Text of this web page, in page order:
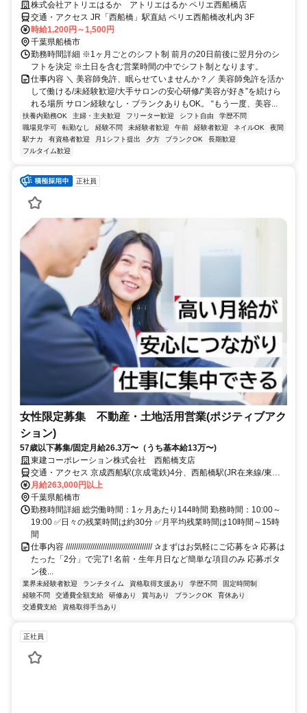
株式会社アトリエはるか アトリエはるか ペリエ西船橋店
交通・アクセス JR「西船橋」駅直結 ペリエ西船橋改札内 3F
時給1,200円～1,500円
千葉県船橋市
勤務時間詳細 ※1ヶ月ごとのシフト制 前月の20日前後に翌月分のシ
フトを決定 ※土日を含む営業時間の中でシフト制となります。
仕事内容 ＼ 美容師免許、眠らせていませんか？／ 美容師免許を活か
して働ける/未経験歓迎/大手サロンの安心研修/“美容が好き”を続けら
れる場所 サロン経験なし・ブランクありもOK。 “もう一度、美容...
扶養内勤務OK 主婦・主夫歓迎 フリーター歓迎 シフト自由
学歴不問
職場見学可
転勤なし 経験不問 未経験者歓迎 午前 経験者歓迎 ネイルOK
夜間
駅ナカ
有資格者歓迎 月1シフト提出 夕方 ブランクOK
長期歓迎
フルタイム歓迎
正社員
女性限定募集 不動産・土地活用営業(ポジティブアク
ション)
57歳以下募集/固定月給26.3万〜（うち基本給13万〜)
東建コーポレーション株式会社 西船橋支店
交通・アクセス 京成西船駅(京成電鉄)4分、西船橋駅(JR在来線/東京
メトロ東西線/東葉高速鉄道)5分
月給263,000円以上
千葉県船橋市
勤務時間詳細 総労働時間：1ヶ月あたり144時間 勤務時間：10:00～
19:00 ✅日々の残業時間は約30分 ✅月平均残業時間は10時間～15時
間
仕事内容 ////////////////////////////////////////// ✰まずはお気軽にご応募を✰ 応募は
たった「2分」で完了! 名前・生年月日など簡単な項目のみ 応募ボタ
ン後...
業界未経験者歓迎 ランチタイム 資格取得支援あり 学歴不問
固定時間制
経験不問
交通費全額支給 研修あり 賞与あり ブランクOK
育休あり
交通費支給
資格取得手当あり
正社員